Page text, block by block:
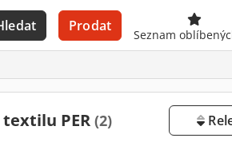
Prodat
Seznam
PER (2)